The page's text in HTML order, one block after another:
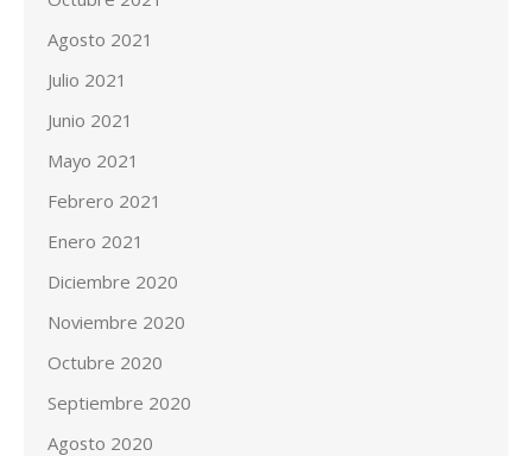
Agosto 2021
Julio 2021
Junio 2021
Mayo 2021
Febrero 2021
Enero 2021
Diciembre 2020
Noviembre 2020
Octubre 2020
Septiembre 2020
Agosto 2020